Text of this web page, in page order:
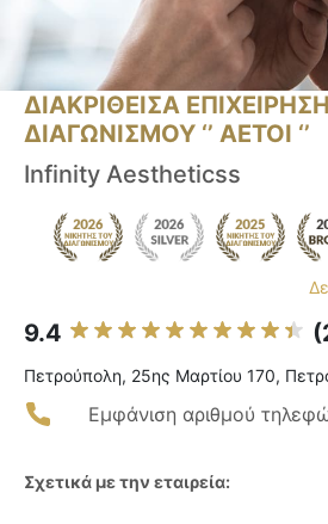
ΔΙΑΚΡΙΘΕΙΣΑ
ΔΙΑΓΩΝΙΣΜΟΥ ‘’ ΑΕΤΟΙ ‘’
Infinity Aestheticss
9.4
Πετρούπολη, 25ης Μαρτίου 170,
Εμφάνιση αριθμού
Σχετικά με την εταιρεία: